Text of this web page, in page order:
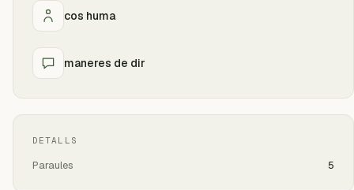
cos huma
maneres de dir
DETALLS
Paraules 5